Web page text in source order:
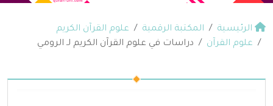
الرئيسية المكتبة الرقمية
علوم القرآن الكريم
علوم القرآن
دراسات في علوم القرآن الكريم لـ الرومي